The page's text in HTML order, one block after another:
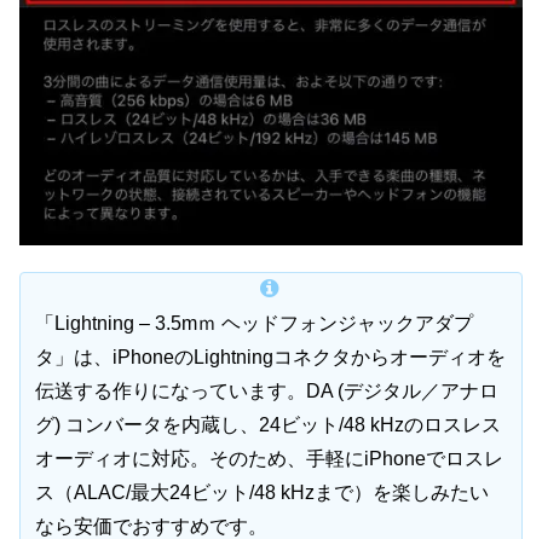
「Lightning – 3.5mｍ ヘッドフォンジャックアダプ
タ」は、iPhoneのLightningコネクタからオーディオを
伝送する作りになっています。DA (デジタル／アナロ
グ) コンバータを内蔵し、24ビット/48 kHzのロスレス
オーディオに対応。そのため、手軽にiPhoneでロスレ
ス（ALAC/最大24ビット/48 kHzまで）を楽しみたい
なら安価でおすすめです。